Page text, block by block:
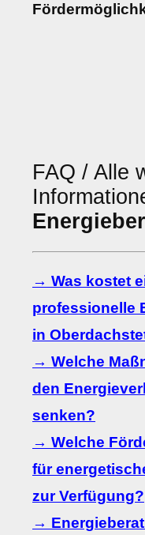
FAQ / Alle
→ Was kostet
professionelle
in
→ Welche
den
senken?
→ Welche
für
zur Verfügung?
→